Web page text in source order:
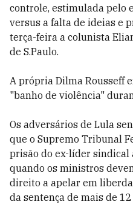
controle, estimulada pelo
versus a falta de ideias e
terça-feira a colunista
de S.Paulo.
A própria Dilma Rousseff
"banho de violência"
Os adversários de Lula
que o Supremo Tribunal
prisão do ex-líder sindical
quando os ministros
direito a apelar em
da sentença de mais de